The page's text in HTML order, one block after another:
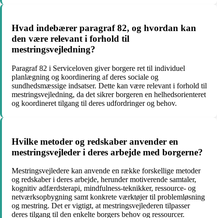
Hvad indebærer paragraf 82, og hvordan kan
den være relevant i forhold til
mestringsvejledning?
Paragraf 82 i Serviceloven giver borgere ret til individuel
planlægning og koordinering af deres sociale og
sundhedsmæssige indsatser. Dette kan være relevant i forhold til
mestringsvejledning, da det sikrer borgeren en helhedsorienteret
og koordineret tilgang til deres udfordringer og behov.
Hvilke metoder og redskaber anvender en
mestringsvejleder i deres arbejde med borgerne?
Mestringsvejledere kan anvende en række forskellige metoder
og redskaber i deres arbejde, herunder motiverende samtaler,
kognitiv adfærdsterapi, mindfulness-teknikker, ressource- og
netværksopbygning samt konkrete værktøjer til problemløsning
og mestring. Det er vigtigt, at mestringsvejlederen tilpasser
deres tilgang til den enkelte borgers behov og ressourcer.